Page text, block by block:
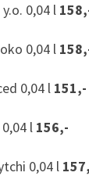
0,04 l
0,04 l
0,04 l 151,-
l 156,-
0,04 l